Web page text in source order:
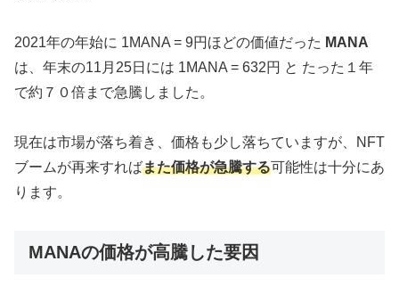
2021年の年始に 1MANA = 9円ほどの価値だった MANA
は、年末の11月25日には 1MANA = 632円 と たった１年
で約７０倍まで急騰 しました。
現在は市場が落ち着き、価格も少し落ちていますが、NFT
ブームが再来すればまた価格が急騰する可能性は十分にあ
ります。
MANAの価格が高騰した要因